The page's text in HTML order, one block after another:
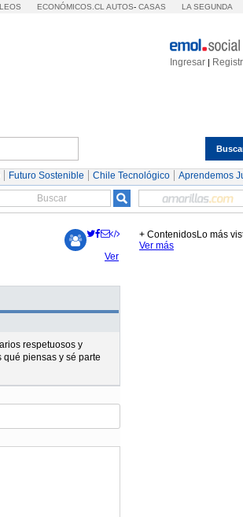
ECONÓMICOS.CL AUTOS- CASAS LA SEGUNDA
Ingresar |
Futuro Sostenible Chile Tecnológico Aprendemos
respetuosos y
piensas y sé parte
Ver
Lo más
+ Contenidos
Ver más